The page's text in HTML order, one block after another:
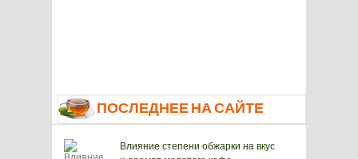
ПОСЛЕДНЕЕ НА САЙТЕ
Влияние степени обжарки на вкус